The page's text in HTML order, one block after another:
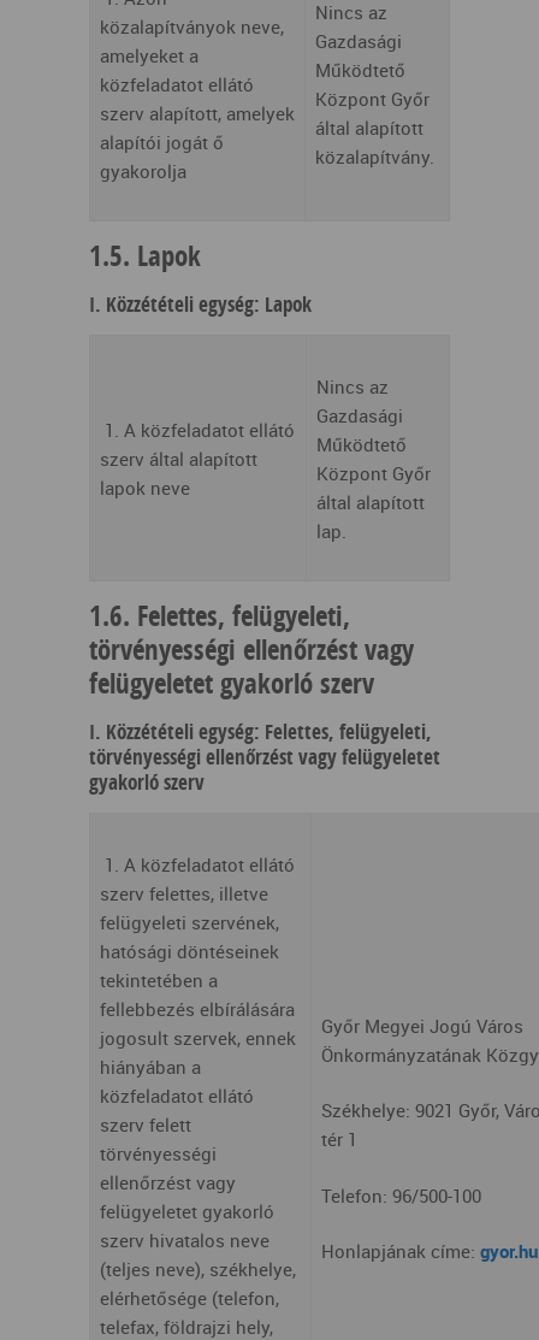
közalapítványok neve,
amelyeket a
közfeladatot ellátó
szerv alapított, amelyek
alapítói jogát ő
gyakorolja
Nincs az
Gazdasági
Működtető
Központ Győr
által alapított
közalapítvány.
1.5. Lapok
I. Közzétételi egység: Lapok
1. A közfeladatot ellátó
szerv által alapított
lapok neve
Nincs az
Gazdasági
Működtető
Központ Győr
által alapított
lap.
1.6. Felettes, felügyeleti,
törvényességi ellenőrzést vagy
felügyeletet gyakorló szerv
I. Közzétételi egység: Felettes, felügyeleti,
törvényességi ellenőrzést vagy felügyeletet
gyakorló szerv
1. A közfeladatot ellátó
szerv felettes, illetve
felügyeleti szervének,
hatósági döntéseinek
tekintetében a
fellebbezés elbírálására
jogosult szervek, ennek
hiányában a
közfeladatot ellátó
szerv felett
törvényességi
ellenőrzést vagy
felügyeletet gyakorló
szerv hivatalos neve
(teljes neve), székhelye,
elérhetősége (telefon,
telefax, földrajzi hely,
Győr Megyei Jogú Város
Önkormányzatának
Székhelye: 9021 Győr,
tér 1
Telefon: 96/500-100
Honlapjának címe: gyor.hu